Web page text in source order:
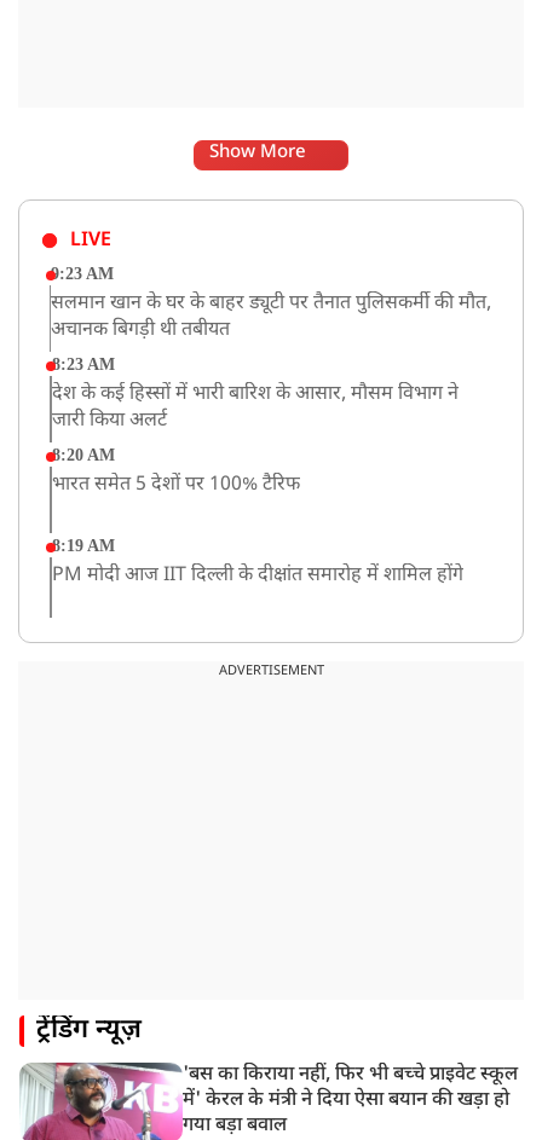
Show More
LIVE
9:23 AM
सलमान खान के घर के बाहर ड्यूटी पर तैनात पुलिसकर्मी की मौत,
अचानक बिगड़ी थी तबीयत
8:23 AM
देश के कई हिस्सों में भारी बारिश के आसार, मौसम विभाग ने
जारी किया अलर्ट
8:20 AM
भारत समेत 5 देशों पर 100% टैरिफ
8:19 AM
PM मोदी आज IIT दिल्ली के दीक्षांत समारोह में शामिल होंगे
ADVERTISEMENT
ट्रेंडिंग न्यूज़
'बस का किराया नहीं, फिर भी बच्चे प्राइवेट स्कूल
में' केरल के मंत्री ने दिया ऐसा बयान की खड़ा हो
गया बड़ा बवाल